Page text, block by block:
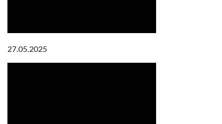
27.05.2025